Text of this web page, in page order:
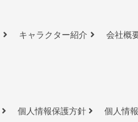
キャラクター紹介 会社概
個人情報保護方針
個人情